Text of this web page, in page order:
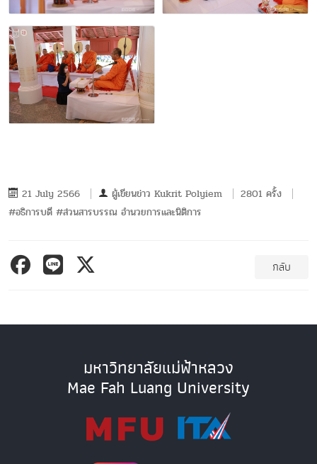
21 July 2566 ผู้เขียนข่าว Kukrit Polyiem
2801 ครั้ง
#อธิการบดี #ส่วนสารบรรณ อำนวยการและนิติการ
กลับ
มหาวิทยาลัยแม่ฟ้าหลวง
Mae Fah Luang University